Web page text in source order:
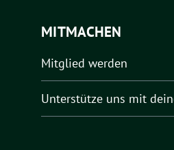
MITMACHEN
Mitglied werden
Unterstütze uns mit